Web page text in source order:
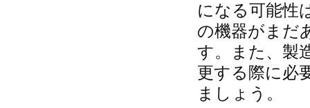
になる可能性
の機器がまだ
す。また、製
更する際に必
ましょう。